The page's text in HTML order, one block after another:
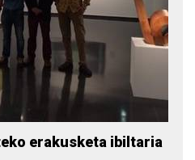
erakusketa ibiltaria